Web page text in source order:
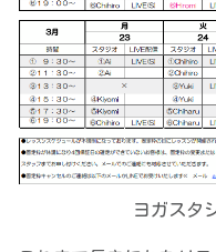
ヨガスタ